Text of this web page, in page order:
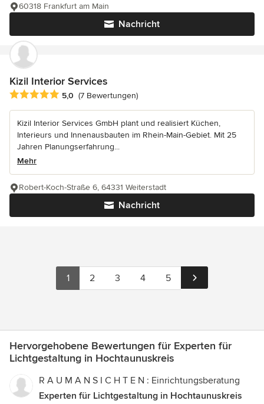
Nachricht
60318 Frankfurt am Main
Kizil Interior Services
Durchschnittliche Bewertung: 5 von 5 Sternen
5,0 (7 Bewertungen)
Kizil Interior Services GmbH plant und realisiert Küchen,
Interieurs und Innenausbauten im Rhein-Main-Gebiet. Mit 25
Jahren Planungserfahrung...
Mehr
Nachricht
Robert-Koch-Straße 6, 64331 Weiterstadt
1 2 3 4 5
Hervorgehobene Bewertungen für Experten für
Lichtgestaltung in Hochtaunuskreis
R A U M A N S I C H T E N : Einrichtungsberatung
Experten für Lichtgestaltung in Hochtaunuskreis